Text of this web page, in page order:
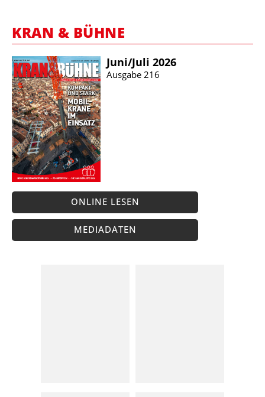
KRAN & BÜHNE
Juni/​Juli 2026
Ausgabe 216
ONLINE LESEN
MEDIADATEN